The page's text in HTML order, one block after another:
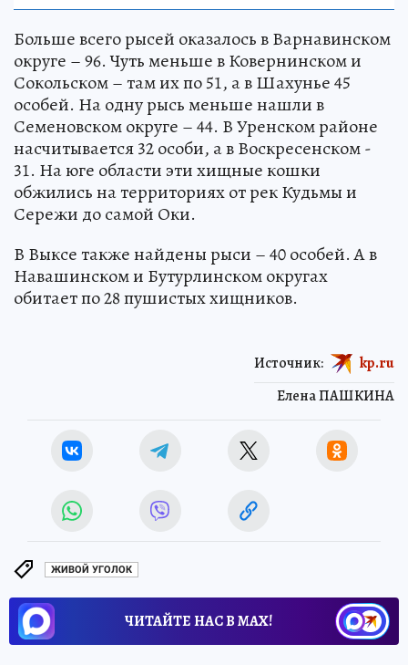
Больше всего рысей оказалось в Варнавинском
округе – 96. Чуть меньше в Ковернинском и
Сокольском – там их по 51, а в Шахунье 45
особей. На одну рысь меньше нашли в
Семеновском округе – 44. В Уренском районе
насчитывается 32 особи, а в Воскресенском -
31. На юге области эти хищные кошки
обжились на территориях от рек Кудьмы и
Сережи до самой Оки.
В Выксе также найдены рыси – 40 особей. А в
Навашинском и Бутурлинском округах
обитает по 28 пушистых хищников.
Елена ПАШКИНА
Источник: kp.ru
ЖИВОЙ УГОЛОК
ЧИТАЙТЕ НАС В МАХ!